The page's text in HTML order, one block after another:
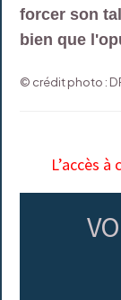
forcer son
bien que
© crédit photo :
L’accès